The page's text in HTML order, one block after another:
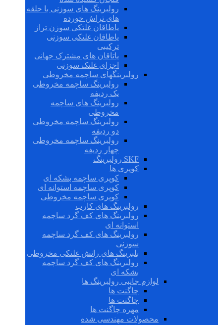
رولبرینگ های سوزنی با حلقه
های تراش خورده
یاطاقان غلتکی سوزن تراز
یاطاقان غلتکی سوزنی
ترکیبی
یاتاقان های مشترک جهانی
اجزای غلتک سوزنی
رولبرینگهای ساچمه مخروطی
رولبرینگ ساچمه مخروطی
یک ردیفه
رولبرینگ های ساچمه
مخروطی
رولبرینگ ساچمه مخروطی
دو ردیفه
رولبرینگ ساچمه مخروطی
چهار ردیفه
SKF رولبرینگ
کوپری ها
کوپری ساچمه بشکه ای
کوپری ساچمه استوانه ای
کوپری ساچمه مخروطی
رولبرینگ های کارب
رولبرینگ های کف گرد ساچمه
استوانه ای
رولبرینگ های کف گرد ساچمه
سوزنی
بلبرینگ های رانش غلتکی مخروطی
رولبرینگ های کف گرد ساچمه
بشکه ای
لوازم جانبی رولبرینگ ها
چاگنت ها
چاگنت ها
مهره چاگنت ها
محصولات مهندسی شده